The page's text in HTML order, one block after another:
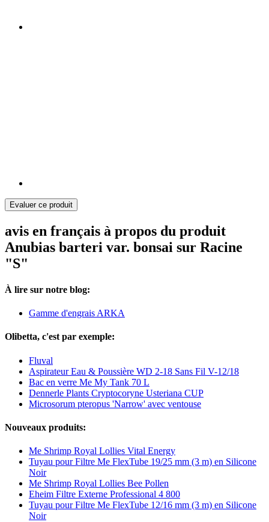
Evaluer ce produit
avis en français à propos du produit
Anubias barteri var. bonsai sur Racine
"S"
À lire sur notre blog:
Gamme d'engrais ARKA
Olibetta, c'est par exemple:
Fluval
Aspirateur Eau & Poussière WD 2-18 Sans Fil V-12/18
Bac en verre Me My Tank 70 L
Dennerle Plants Cryptocoryne Usteriana CUP
Microsorum pteropus 'Narrow' avec ventouse
Nouveaux produits:
Me Shrimp Royal Lollies Vital Energy
Tuyau pour Filtre Me FlexTube 19/25 mm (3 m) en Silicone
Noir
Me Shrimp Royal Lollies Bee Pollen
Eheim Filtre Externe Professional 4 800
Tuyau pour Filtre Me FlexTube 12/16 mm (3 m) en Silicone
Noir